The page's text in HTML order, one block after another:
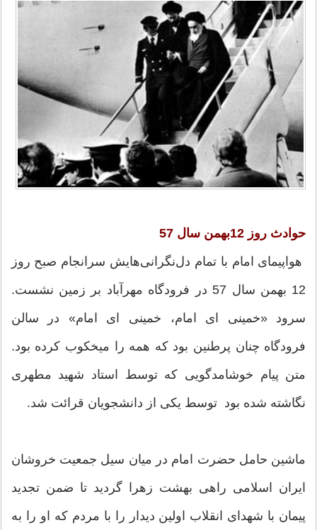
حوادث روز 12بهمن سال 57
هواپیمای امام با تمام دل‌نگرانی‌هایش سرانجام صبح روز
12 بهمن سال 57 در فرودگاه مهرآباد بر زمین نشست.
سرود «خمینی ای امام، خمینی ای امام» در سالن
فرودگاه چنان پرطنین بود که همه را میخکوب کرده بود.
متن پیام خوشامدگویی که توسط استاد شهید مطهری
نگاشته شده بود توسط یکی از دانشجویان قرائت شد.
ماشین حامل حضرت امام در میان سیل جمعیت خروشان
ایران اسلامی راهی بهشت زهرا گردید تا ضمن تجدید
پیمان با شهدای انقلاب اولین دیدار را با مردم که او را به